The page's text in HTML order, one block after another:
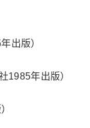
出版）
1985年出版）